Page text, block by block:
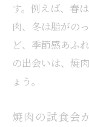
焼肉選びに
焼肉選
焼肉初
焼肉の
す。例えば、春
肉、冬は脂がの
ど、季節感あふ
の出会いは、焼
ょう。
焼肉の試食会